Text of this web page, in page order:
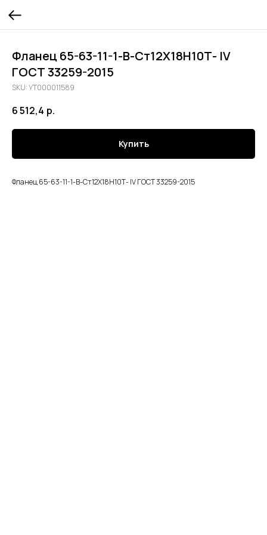
Фланец 65-63-11-1-В-Ст12Х18Н10Т- lV
ГОСТ 33259-2015
SKU:УТ000011589
6 512,4 р.
Купить
Фланец 65-63-11-1-В-Ст12Х18Н10Т- lV ГОСТ 33259-2015